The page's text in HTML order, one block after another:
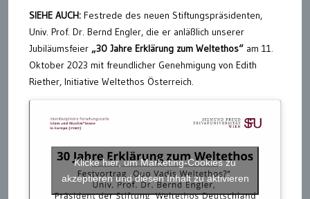
SIEHE AUCH: Festrede des neuen Stiftungspräsidenten,
Univ. Prof. Dr. Bernd Engler, die er anläßlich unserer
Jubiläumsfeier „30 Jahre Erklärung zum Weltethos“ am 11.
Oktober 2023 mit freundlicher Genehmigung von Edith
Riether, Initiative Weltethos Österreich.
Klicke hier, um Marketing-Cookies zu
akzeptieren und diesen Inhalt zu aktivieren